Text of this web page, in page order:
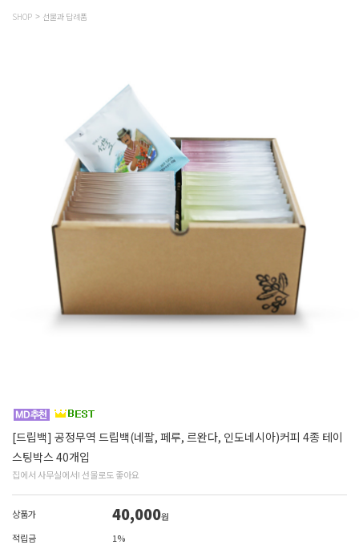
SHOP 선물과 답례품
[드립백] 공정무역 드립백(네팔, 페루, 르완다, 인도네시아)커피 4종 테이
스팅박스 40개입
집에서 사무실에서! 선물로도 좋아요
상품가 40,000원
적립금
1%